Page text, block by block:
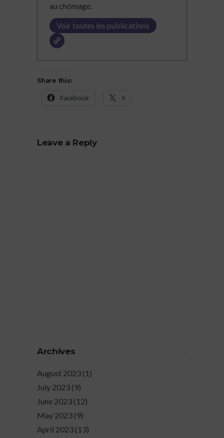
au chômage.
Voir toutes les publications
Share this:
Facebook X
Leave a Reply
Archives
August 2023 (1)
July 2023 (9)
June 2023 (12)
May 2023 (9)
April 2023 (13)